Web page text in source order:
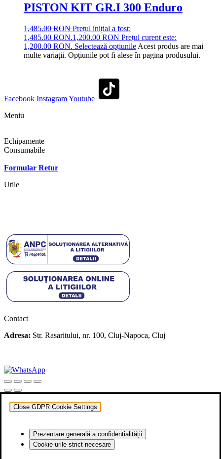
PISTON KIT GR.I 300 Enduro
1,485.00RONPrețul inițial a fost:
1,485.00 RON.1,200.00 RON Prețul curent este:
1,200.00 RON. Selectează opțiunile Acest produs are mai
multe variații. Opțiunile pot fi alese în pagina produsului.
Facebook InstagramYoutube
Meniu
Echipamente
Consumabile
Formular Retur
Utile
Contact
Adresa: Str. Rasaritului, nr. 100, Cluj-Napoca, Cluj
Close GDPR Cookie Settings
Prezentare generală a confidențialității
Cookie-urile strict necesare